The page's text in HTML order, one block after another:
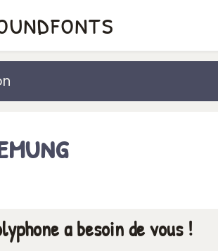
a besoin de vous !